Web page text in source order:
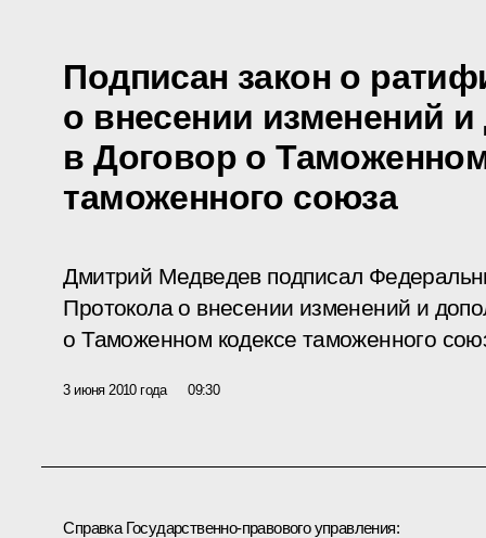
Подписан закон о
о внесении изменений
в Договор о
таможенного союза
Дмитрий Медведев подписал
Протокола о внесении изменений и
о Таможенном кодексе таможенного
3 июня 2010 года 09:30
Справка Государственно-правового управления: